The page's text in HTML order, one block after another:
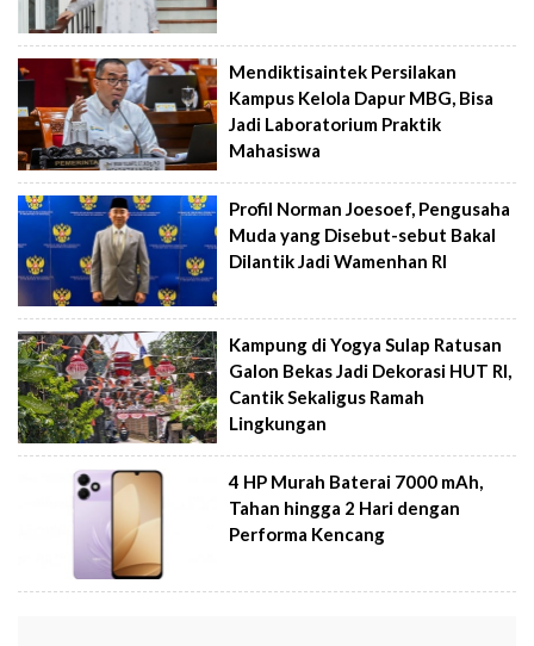
Mendiktisaintek Persilakan
Kampus Kelola Dapur MBG, Bisa
Jadi Laboratorium Praktik
Mahasiswa
Profil Norman Joesoef, Pengusaha
Muda yang Disebut-sebut Bakal
Dilantik Jadi Wamenhan RI
Kampung di Yogya Sulap Ratusan
Galon Bekas Jadi Dekorasi HUT RI,
Cantik Sekaligus Ramah
Lingkungan
4 HP Murah Baterai 7000 mAh,
Tahan hingga 2 Hari dengan
Performa Kencang